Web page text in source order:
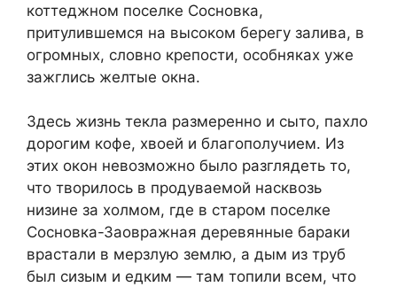
коттеджном поселке Сосновка,
притулившемся на высоком берегу залива, в
огромных, словно крепости, особняках уже
зажглись желтые окна.
Здесь жизнь текла размеренно и сыто, пахло
дорогим кофе, хвоей и благополучием. Из
этих окон невозможно было разглядеть то,
что творилось в продуваемой насквозь
низине за холмом, где в старом поселке
Сосновка-Заовражная деревянные бараки
врастали в мерзлую землю, а дым из труб
был сизым и едким — там топили всем, что